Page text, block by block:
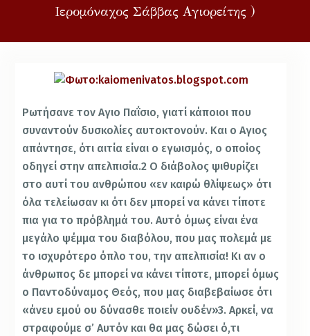
Ιερομόναχος Σάββας Αγιορείτης )
Ρωτήσανε τον Αγιο Παΐσιο, γιατί κάποιοι που
συναντούν δυσκολίες αυτοκτονούν. Και ο Αγιος
απάντησε, ότι αιτία είναι ο εγωισμός, ο οποίος
οδηγεί στην απελπισία.2 Ο διάβολος ψιθυρίζει
στο αυτί του ανθρώπου «εν καιρώ θλίψεως» ότι
όλα τελείωσαν κι ότι δεν μπορεί να κάνει τίποτε
πια για το πρόβλημά του. Αυτό όμως είναι ένα
μεγάλο ψέμμα του διαβόλου, που μας πολεμά με
το ισχυρότερο όπλο του, την απελπισία! Κι αν ο
άνθρωπος δε μπορεί να κάνει τίποτε, μπορεί όμως
ο Παντοδύναμος Θεός, που μας διαβεβαίωσε ότι
«άνευ εμού ου δύνασθε ποιείν ουδέν»3. Αρκεί, να
στραφούμε σ’ Αυτόν και θα μας δώσει ό,τι